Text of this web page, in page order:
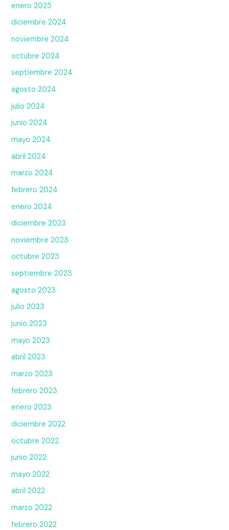
enero 2025
diciembre 2024
noviembre 2024
octubre 2024
septiembre 2024
agosto 2024
julio 2024
junio 2024
mayo 2024
abril 2024
marzo 2024
febrero 2024
enero 2024
diciembre 2023
noviembre 2023
octubre 2023
septiembre 2023
agosto 2023
julio 2023
junio 2023
mayo 2023
abril 2023
marzo 2023
febrero 2023
enero 2023
diciembre 2022
octubre 2022
junio 2022
mayo 2022
abril 2022
marzo 2022
febrero 2022